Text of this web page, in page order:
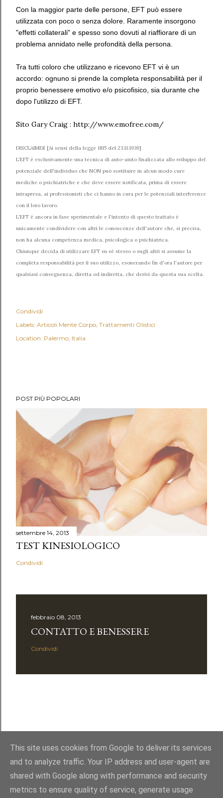
Con la maggior parte delle persone, EFT può essere
utilizzata con poco o senza dolore. Raramente insorgono
"effetti collaterali" e spesso sono dovuti al riaffiorare di un
problema annidato nelle profondità della persona.
Tra tutti coloro che utilizzano e ricevono EFT vi è un
accordo: ognuno si prende la completa responsabilità per il
proprio benessere emotivo e/o psicofisico, sia durante che
dopo l'utilizzo di EFT.
Sito Gary Craig : http://www.emofree.com/
DISCLAIMER [Ai sensi della legge 1815 del 23.11.1939]
L'EFT è esclusivamente una tecnica di auto-aiuto finalizzata allo sviluppo del
potenziale dell'individuo che NON può sostituire in alcun modo cure
mediche o psichiatriche e che deve essere notificata, prima di essere
intrapresa, ai professionisti che ci hanno in cura per le potenziali interferenze
con il loro lavoro.
L'EFT è ancora in fase sperimentale e l'intento di questo trattato è
unicamente condividere con altri le conoscenze dell'autore che, si precisa,
non ha alcuna competenza medica, psicologica o psichiatrica.
Chiunque decida di utilizzare EFT su sé stesso o sugli altri si assume la
completa responsabilità per il suo utilizzo, esonerando fin d'ora l'autore per
qualsiasi conseguenza, diretta od indiretta, che derivi da questa sua scelta.
Condividi
Labels: Articoli Mente Corpo Trattamenti Olistici
Location: Palermo, Italia
POST PIÙ POPOLARI
settembre 14, 2013
TEST KINESIOLOGICO
Condividi
febbraio 08, 2013
CONTATTO E BENESSERE
Condividi
Powered by Blogger
This site uses cookies from Google to deliver its services
and to analyze traffic. Your IP address and user-agent are
shared with Google along with performance and security
metrics to ensure quality of service, generate usage